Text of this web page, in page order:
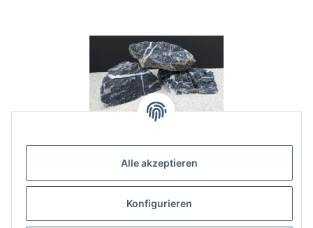
Alle akzeptieren
Konfigurieren
Mini Landschaft / Mini
Landscape ca. 30-50 cm, (kg)